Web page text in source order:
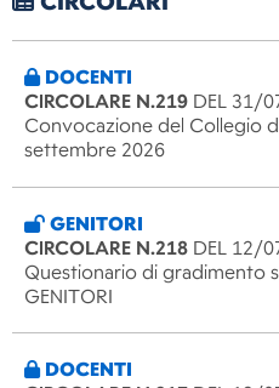
DOCENTI
CIRCOLARE N.219 DEL 31/
Convocazione del Collegio
settembre 2026
GENITORI
CIRCOLARE N.218 DEL 12/
Questionario di gradimento
GENITORI
DOCENTI